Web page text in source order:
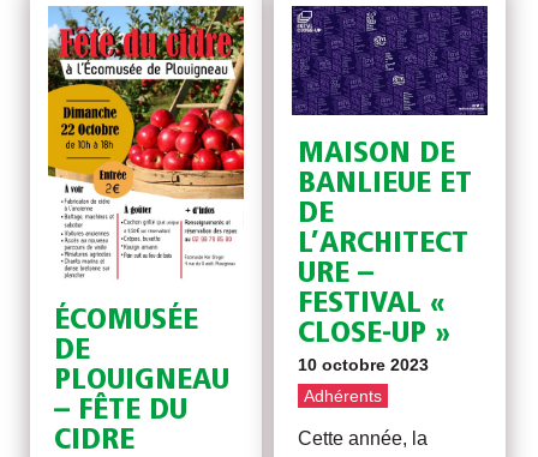
ÉCOMUSÉE
DE
PLOUIGNEAU
– FÊTE DU
CIDRE
MAISON DE
BANLIEUE ET
DE
L’ARCHITECT
URE –
FESTIVAL «
CLOSE-UP »
10 octobre 2023
Adhérents
Cette année, la